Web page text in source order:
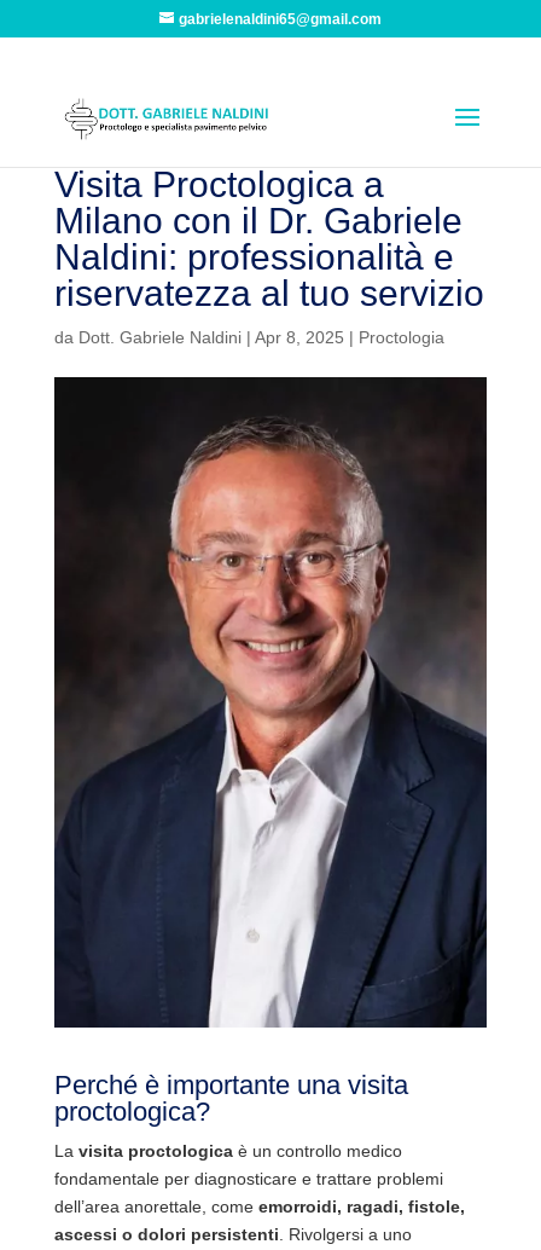
gabrielenaldini65@gmail.com
Visita Proctologica a
Milano con il Dr. Gabriele
Naldini: professionalità e
riservatezza al tuo servizio
da Dott. Gabriele Naldini| Apr 8, 2025 | Proctologia
Perché è importante una visita
proctologica?
La visita proctologicaè un controllo medico
fondamentale per diagnosticare e trattare problemi
dell’area anorettale, come emorroidi, ragadi, fistole,
ascessi o dolori persistenti . Rivolgersi a uno